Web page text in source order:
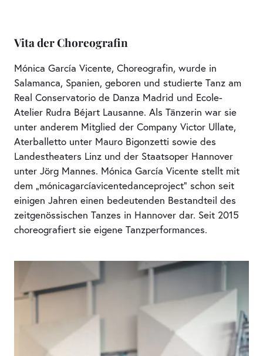
Vita der Choreografin
Mónica García Vicente, Choreografin, wurde in
Salamanca, Spanien, geboren und studierte Tanz am
Real Conservatorio de Danza Madrid und Ecole-
Atelier Rudra Béjart Lausanne. Als Tänzerin war sie
unter anderem Mitglied der Company Victor Ullate,
Aterballetto unter Mauro Bigonzetti sowie des
Landestheaters Linz und der Staatsoper Hannover
unter Jörg Mannes. Mónica García Vicente stellt mit
dem „mónicagarcíavicentedanceproject“ schon seit
einigen Jahren einen bedeutenden Bestandteil des
zeitgenössischen Tanzes in Hannover dar. Seit 2015
choreografiert sie eigene Tanzperformances.